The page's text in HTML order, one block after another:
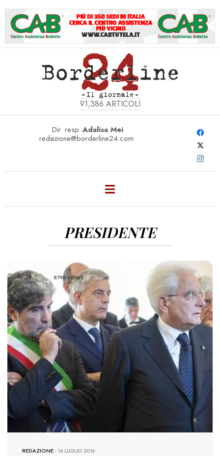
91,386 ARTICOLI
Dir. resp.:Adalisa Mei
redazione@borderline24.com
PRESIDENTE
8790 VIEWS
REDAZIONE-14 LUGLIO 2016